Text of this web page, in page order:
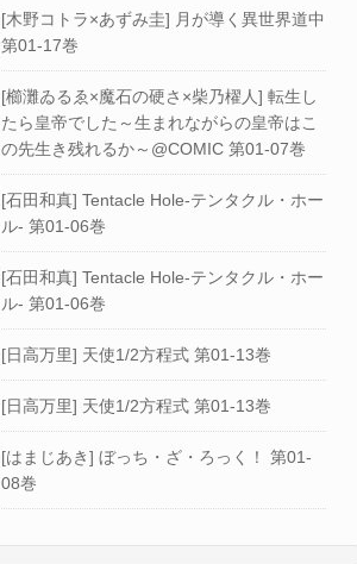
[木野コトラ×あずみ圭] 月が導く異世界道中
第01-17巻
[櫛灘ゐるゑ×魔石の硬さ×柴乃櫂人] 転生し
たら皇帝でした～生まれながらの皇帝はこ
の先生き残れるか～@COMIC 第01-07巻
[石田和真] Tentacle Hole-テンタクル・ホー
ル- 第01-06巻
[石田和真] Tentacle Hole-テンタクル・ホー
ル- 第01-06巻
[日高万里] 天使1/2方程式 第01-13巻
[日高万里] 天使1/2方程式 第01-13巻
[はまじあき] ぼっち・ざ・ろっく！ 第01-
08巻